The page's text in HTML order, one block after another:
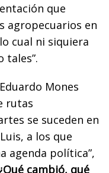
que
agropecuarios en
cual ni siquiera
tales”.
Mones
rutas
se suceden en
a los que
agenda política”,
cambió, qué